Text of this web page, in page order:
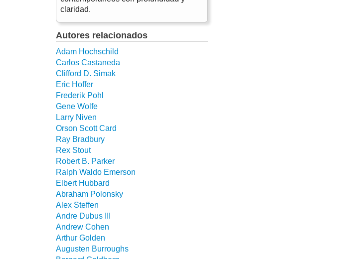
claridad.
Autores relacionados
Adam Hochschild
Carlos Castaneda
Clifford D. Simak
Eric Hoffer
Frederik Pohl
Gene Wolfe
Larry Niven
Orson Scott Card
Ray Bradbury
Rex Stout
Robert B. Parker
Ralph Waldo Emerson
Elbert Hubbard
Abraham Polonsky
Alex Steffen
Andre Dubus III
Andrew Cohen
Arthur Golden
Augusten Burroughs